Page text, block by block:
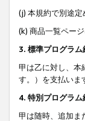
(j) 本規約で別途
(k) 商品一覧ペー
3. 標準プログラム
甲は乙に対し、本
す。）を支払いま
4. 特別プログラ
甲は随時、追加ま